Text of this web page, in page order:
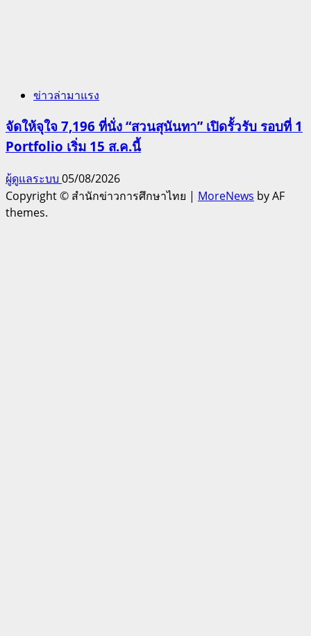
ข่าวล่ามาแรง
จัดให้จุใจ 7,196 ที่นั่ง “สวนสุนันทา” เปิดรั้วรับ รอบที่ 1
Portfolio เริ่ม 15 ส.ค.นี้
ผู้ดูแลระบบ 05/08/2026
Copyright © สำนักข่าวการศึกษาไทย | MoreNews by AF
themes.